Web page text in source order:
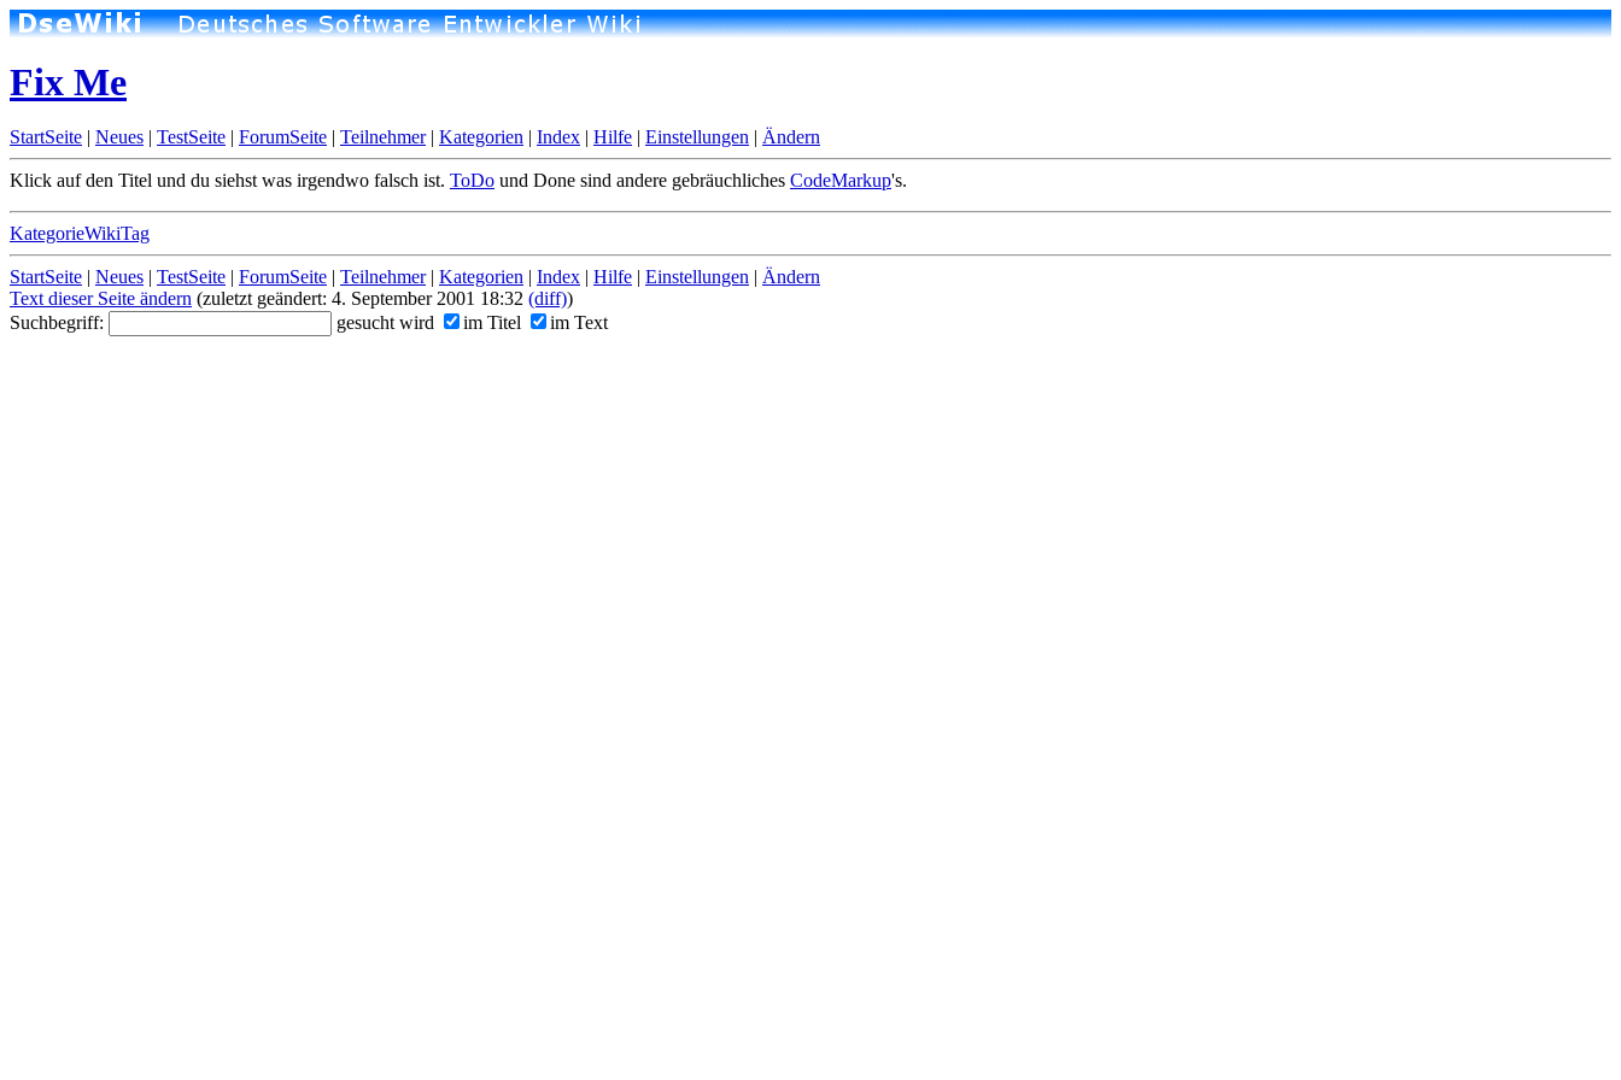
Fix Me
StartSeite | Neues | TestSeite | ForumSeite | Teilnehmer| Kategorien | Index | Hilfe | Einstellungen | Ändern
Klick auf den Titel und du siehst was irgendwo falsch ist. ToDo und Done sind andere gebräuchliches CodeMarkup's.
KategorieWikiTag
StartSeite | Neues | TestSeite | ForumSeite | Teilnehmer| Kategorien | Index | Hilfe | Einstellungen | Ändern
Text dieser Seite ändern (zuletzt geändert: 4. September 2001 18:32 (diff))
Suchbegriff:
gesucht wird im Titel im Text